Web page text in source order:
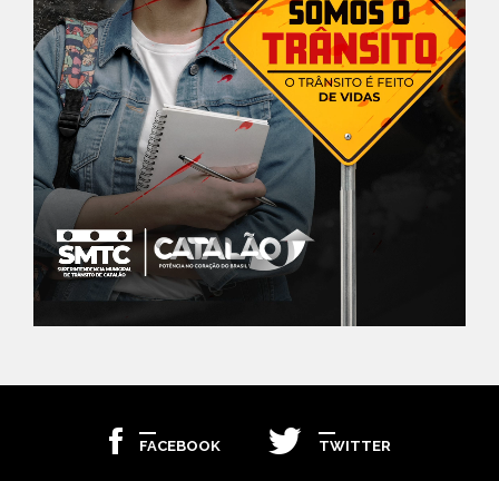
FACEBOOK TWITTER